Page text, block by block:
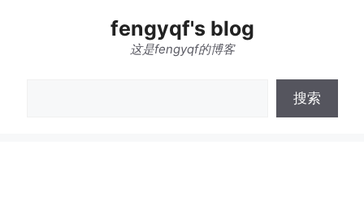
fengyqf's blog
这是fengyqf的博客
搜索